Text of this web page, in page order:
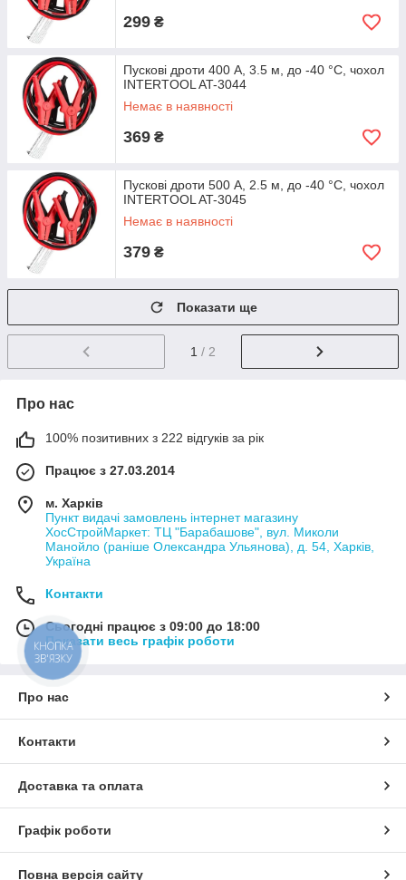
299 ₴
Пускові дроти 400 А, 3.5 м, до -40 °C, чохол
INTERTOOL AT-3044
Немає в наявності
369 ₴
Пускові дроти 500 А, 2.5 м, до -40 °C, чохол
INTERTOOL AT-3045
Немає в наявності
379 ₴
Показати ще
1 / 2
Про нас
100% позитивних з 222 відгуків за рік
Працює з 27.03.2014
м. Харків
Пункт видачі замовлень інтернет магазину
ХосСтройМаркет: ТЦ "Барабашове", вул. Миколи
Манойло (раніше Олександра Ульянова), д. 54, Харків,
Україна
Контакти
Сьогодні працює з 09:00 до 18:00
Показати весь графік роботи
Про нас
Контакти
Доставка та оплата
Графік роботи
Повна версія сайту
КНОПКА
ЗВ'ЯЗКУ